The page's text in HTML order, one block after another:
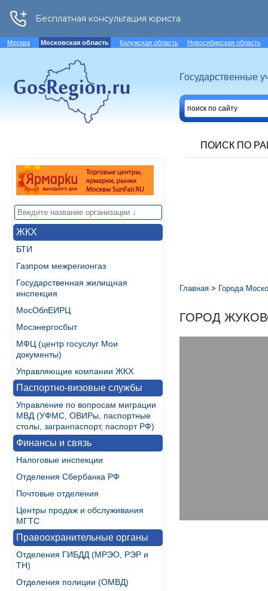
Москва Московская область Калужская область Новосибирская область
Государственные
ПОИСК ПО
ЖКХ
БТИ
Газпром межрегионгаз
Государственная жилищная
инспекция
МосОблЕИРЦ
Мосэнергосбыт
МФЦ (центр госуслуг Мои
документы)
Управляющие компании ЖКХ
Паспортно-визовые службы
Управление по вопросам миграции
МВД (УФМС, ОВИРы, паспортные
столы, загранпаспорт, паспорт РФ)
Финансы и связь
Налоговые инспекции
Отделения Сбербанка РФ
Почтовые отделения
Центры продаж и обслуживания
МГТС
Правоохранительные органы
Отделения ГИБДД (МРЭО, РЭР и
ТН)
Отделения полиции (ОМВД)
Главная > Города
ГОРОД